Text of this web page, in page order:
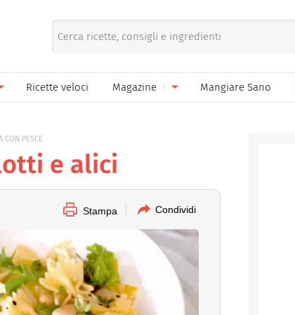
Pane pizza focacce
Marmellate e confetture
Ricette di base
Bevande
Ricette veloci Magazine Mangiare Sano
CON PESCE
e alici
Stampa Condividi